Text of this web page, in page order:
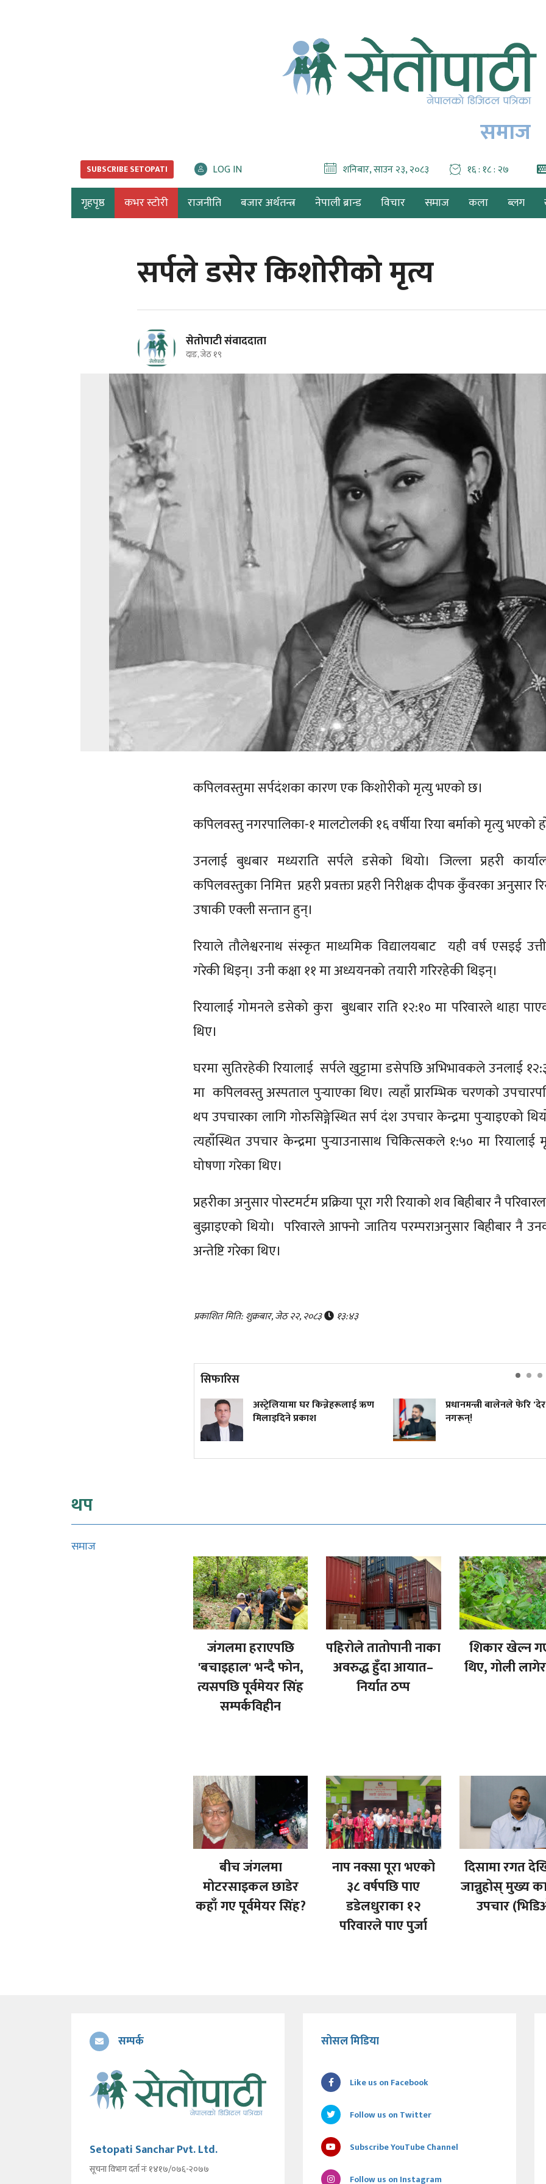
समाज
SUBSCRIBE SETOPATI LOG IN शनिबार, साउन २३, २०८३ १६ : १८ : २९
गृहपृष्ठ कभर स्टोरी राजनीति बजार अर्थतन्त्र नेपाली ब्रान्ड विचार समाज कला ब्लग
सर्पले डसेर किशोरीको मृत्य
सेतोपाटी संवाददाता
दाङ, जेठ १९
कपिलवस्तुमा सर्पदंशका कारण एक किशोरीको मृत्यु भएको छ।
कपिलवस्तु नगरपालिका-१ मालटोलकी १६ वर्षीया रिया बर्माको मृत्यु भएको
उनलाई बुधबार मध्यराति सर्पले डसेको थियो। जिल्ला प्रहरी
कपिलवस्तुका निमित्त प्रहरी प्रवक्ता प्रहरी निरीक्षक दीपक कुँवरका अनुसार
उषाकी एक्ली सन्तान हुन्।
रियाले तौलेश्वरनाथ संस्कृत माध्यमिक विद्यालयबाट यही वर्ष एसइई
गरेकी थिइन्। उनी कक्षा ११ मा अध्ययनको तयारी गरिरहेकी थिइन्।
रियालाई गोमनले डसेको कुरा बुधबार राति १२:१० मा परिवारले थाहा
थिए।
घरमा सुतिरहेकी रियालाई सर्पले खुट्टामा डसेपछि अभिभावकले उनलाई
मा कपिलवस्तु अस्पताल पुर्‍याएका थिए। त्यहाँ प्रारम्भिक चरणको
थप उपचारका लागि गोरुसिङ्गेस्थित सर्प दंश उपचार केन्द्रमा पुर्‍याइएको
त्यहाँस्थित उपचार केन्द्रमा पुर्‍याउनासाथ चिकित्सकले १:५० मा रियालाई
घोषणा गरेका थिए।
प्रहरीका अनुसार पोस्टमर्टम प्रक्रिया पूरा गरी रियाको शव बिहीबार नै
बुझाइएको थियो। परिवारले आफ्नो जातिय परम्पराअनुसार बिहीबार नै
अन्तेष्टि गरेका थिए।
प्रकाशित मिति: शुक्रबार, जेठ २२, २०८३ १३:४३
सिफारिस
अस्ट्रेलियामा घर किन्नेहरूलाई ऋण
मिलाइदिने प्रकाश
प्रधानमन्त्री बालेनले फेरि
नगरून्!
थप
समाज
जंगलमा हराएपछि
'बचाइहाल' भन्दै फोन,
त्यसपछि पूर्वमेयर सिंह
सम्पर्कविहीन
पहिरोले तातोपानी नाका
अवरुद्ध हुँदा आयात–
निर्यात ठप्प
शिकार खेल्न
थिए, गोली
बीच जंगलमा
मोटरसाइकल छाडेर
कहाँ गए पूर्वमेयर सिंह?
नाप नक्सा पूरा भएको
३८ वर्षपछि पाए
डडेलधुराका १२
परिवारले पाए पुर्जा
दिसामा रगत
जान्नुहोस् मुख्य
उपचार
सम्पर्क
Setopati Sanchar Pvt. Ltd.
सूचना विभाग दर्ता नंः १४१७/०७६-२०७७
सोसल मिडिया
Like us on Facebook
Follow us on Twitter
Subscribe YouTube Channel
Follow us on Instagram